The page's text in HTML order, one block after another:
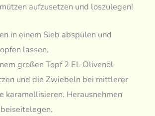
aufzusetzen und loszulegen!
in einem Sieb abspülen und
lassen.
großen Topf 2 EL Olivenöl
und die Zwiebeln bei mittlerer
karamellisieren. Herausnehmen